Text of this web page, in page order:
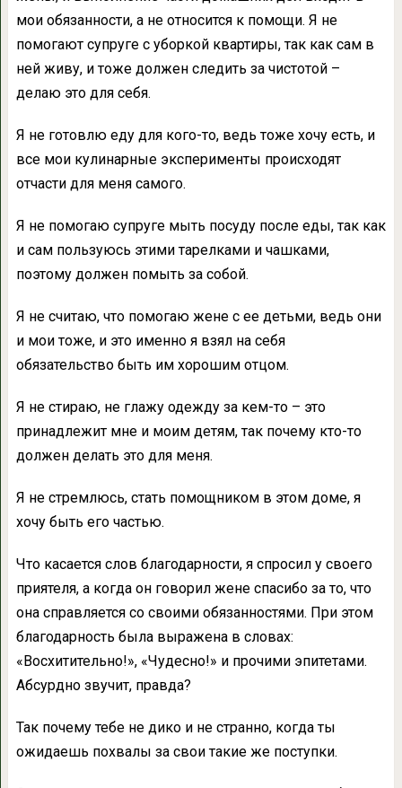
мои обязанности, а не относится к помощи. Я не
помогают супруге с уборкой квартиры, так как сам в
ней живу, и тоже должен следить за чистотой –
делаю это для себя.
Я не готовлю еду для кого-то, ведь тоже хочу есть, и
все мои кулинарные эксперименты происходят
отчасти для меня самого.
Я не помогаю супруге мыть посуду после еды, так как
и сам пользуюсь этими тарелками и чашками,
поэтому должен помыть за собой.
Я не считаю, что помогаю жене с ее детьми, ведь они
и мои тоже, и это именно я взял на себя
обязательство быть им хорошим отцом.
Я не стираю, не глажу одежду за кем-то – это
принадлежит мне и моим детям, так почему кто-то
должен делать это для меня.
Я не стремлюсь, стать помощником в этом доме, я
хочу быть его частью.
Что касается слов благодарности, я спросил у своего
приятеля, а когда он говорил жене спасибо за то, что
она справляется со своими обязанностями. При этом
благодарность была выражена в словах:
«Восхитительно!», «Чудесно!» и прочими эпитетами.
Абсурдно звучит, правда?
Так почему тебе не дико и не странно, когда ты
ожидаешь похвалы за свои такие же поступки.